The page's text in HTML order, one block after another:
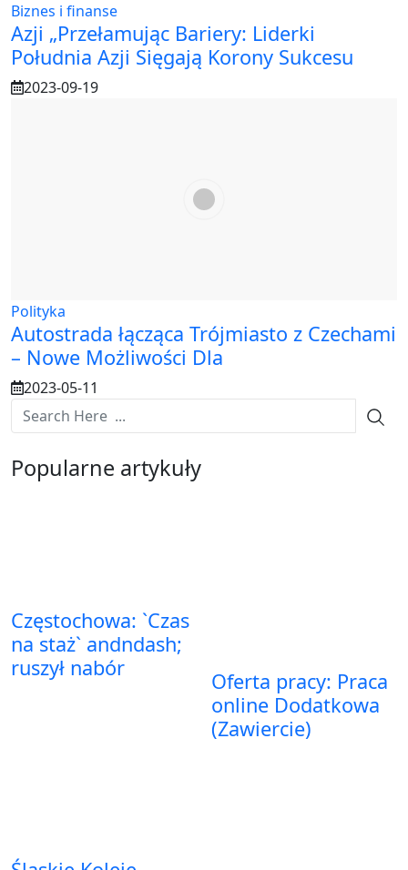
Biznes i finanse
Azji „Przełamując Bariery: Liderki
Południa Azji Sięgają Korony Sukcesu
2023-09-19
Polityka
Autostrada łącząca Trójmiasto z Czechami
– Nowe Możliwości Dla
2023-05-11
Popularne artykuły
Częstochowa: `Czas
na staż` andndash;
ruszył nabór
Oferta pracy: Praca
online Dodatkowa
(Zawiercie)